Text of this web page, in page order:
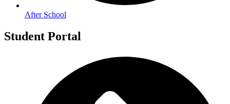
After School
Student Portal